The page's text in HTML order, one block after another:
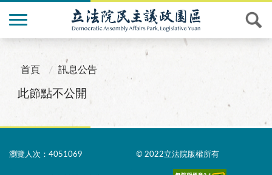
首頁 訊息公告
此節點不公開
瀏覽人次：4051069 © 2022立法院版權所有